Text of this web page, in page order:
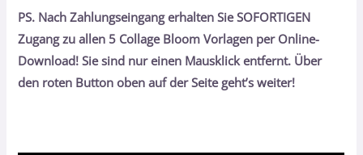
PS. Nach Zahlungseingang erhalten Sie SOFORTIGEN
Zugang zu allen 5 Collage Bloom Vorlagen per Online-
Download! Sie sind nur einen Mausklick entfernt. Über
den roten Button oben auf der Seite geht’s weiter!